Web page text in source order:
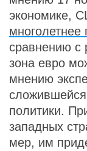
экономике,
многолетнее
сравнению с
зона евро
мнению
сложившейся
политики.
западных
мер, им